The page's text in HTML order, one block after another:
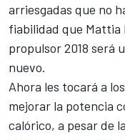
arriesgadas que no
fiabilidad que Mattia
propulsor 2018 será
nuevo.
Ahora les tocará a
mejorar la potencia
calórico, a pesar de